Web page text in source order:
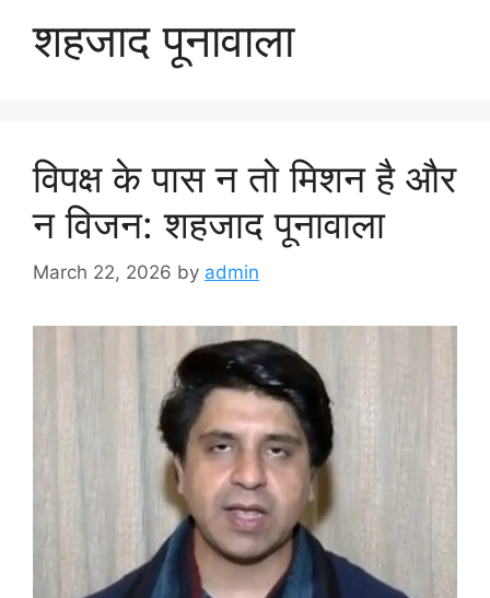
शहजाद पूनावाला
विपक्ष के पास न तो मिशन है और
न विजन: शहजाद पूनावाला
March 22, 2026 by admin